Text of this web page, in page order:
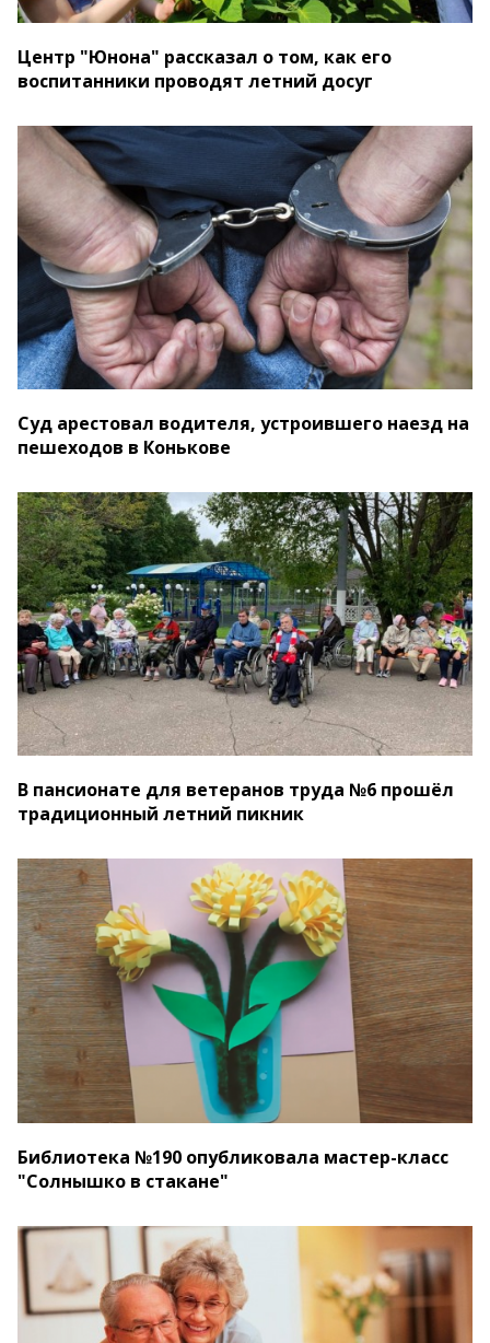
Центр "Юнона" рассказал о том, как его
воспитанники проводят летний досуг
Суд арестовал водителя, устроившего наезд на
пешеходов в Конькове
В пансионате для ветеранов труда №6 прошёл
традиционный летний пикник
Библиотека №190 опубликовала мастер-класс
"Солнышко в стакане"